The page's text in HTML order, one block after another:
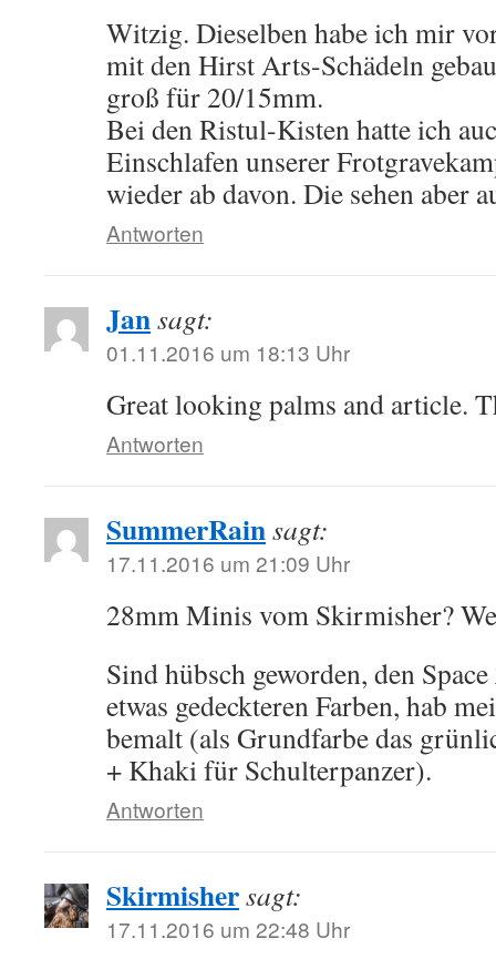
Witzig. Dieselben habe ich mir
mit den Hirst Arts-Schädeln
groß für 20/15mm.
Bei den Ristul-Kisten hatte ich
Einschlafen unserer
wieder ab davon. Die sehen aber
Antworten
Jansagt:
01.11.2016 um 18:13 Uhr
Great looking palms and article.
Antworten
SummerRainsagt:
17.11.2016 um 21:09 Uhr
28mm Minis vom Skirmisher?
Sind hübsch geworden, den
etwas gedeckteren Farben, hab
bemalt (als Grundfarbe das
+ Khaki für Schulterpanzer).
Antworten
Skirmishersagt:
17.11.2016 um 22:48 Uhr